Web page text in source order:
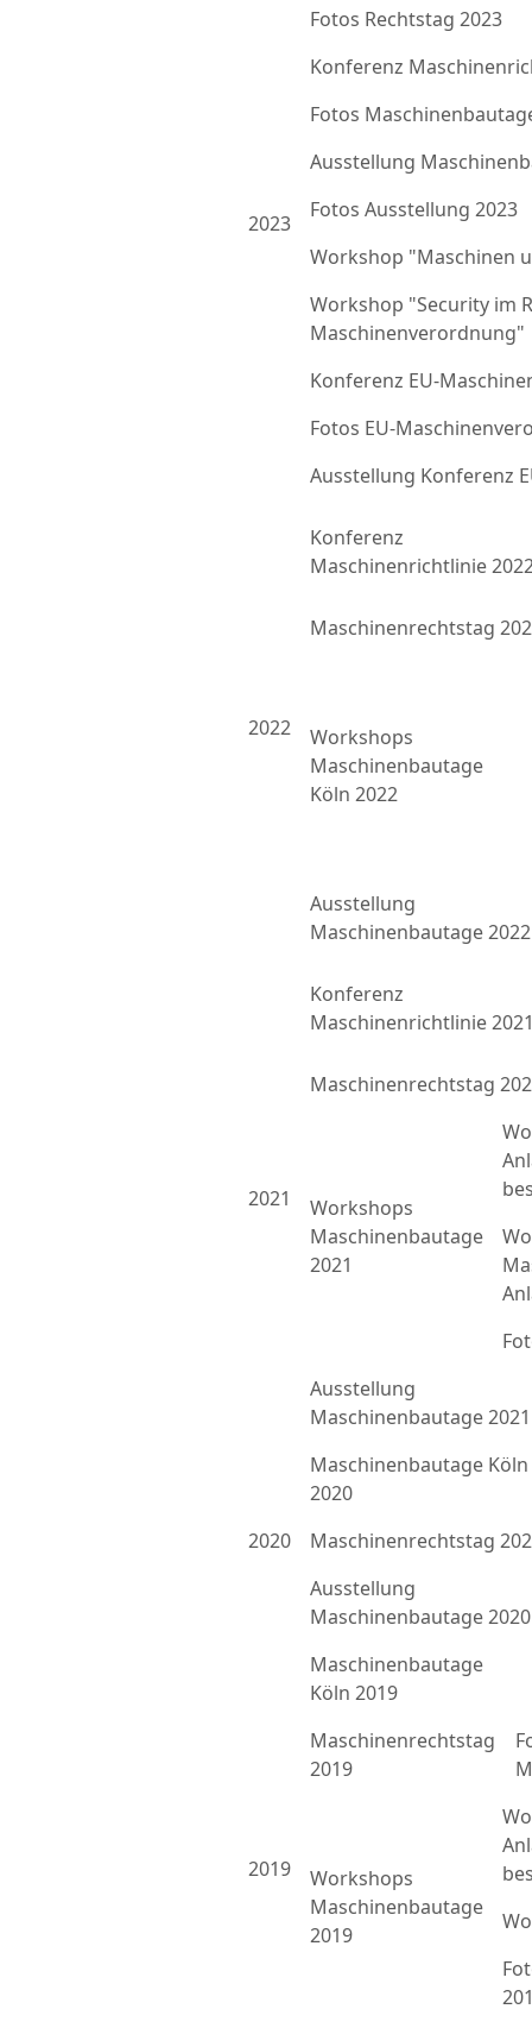
2023
Fotos Rechtstag 2023
Konferenz
Fotos
Ausstellung
Fotos Ausstellung 2023
Workshop "Maschinen
Workshop "Security im
Maschinenverordnung"
Konferenz EU-
Fotos EU-
Ausstellung Konferenz
2022
Konferenz
Maschinenrichtlinie
Maschinenrechtstag
Workshops
Maschinenbautage
Köln 2022
Ausstellung
Maschinenbautage 2022
2021
Konferenz
Maschinenrichtlinie
Maschinenrechtstag
Workshops
Maschinenbautage
2021
Ausstellung
Maschinenbautage 2021
2020
Maschinenbautage Köln
2020
Maschinenrechtstag
Ausstellung
Maschinenbautage 2020
2019
Maschinenbautage
Köln 2019
Maschinenrechtstag
2019
Workshops
Maschinenbautage
2019